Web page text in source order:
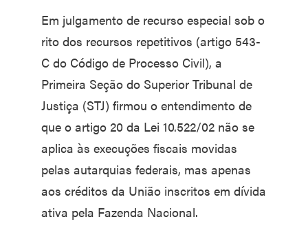
Em julgamento de recurso especial sob o
rito dos recursos repetitivos (artigo 543-
C do Código de Processo Civil), a
Primeira Seção do Superior Tribunal de
Justiça (STJ) firmou o entendimento de
que o artigo 20 da Lei 10.522/02 não se
aplica às execuções fiscais movidas
pelas autarquias federais, mas apenas
aos créditos da União inscritos em dívida
ativa pela Fazenda Nacional.